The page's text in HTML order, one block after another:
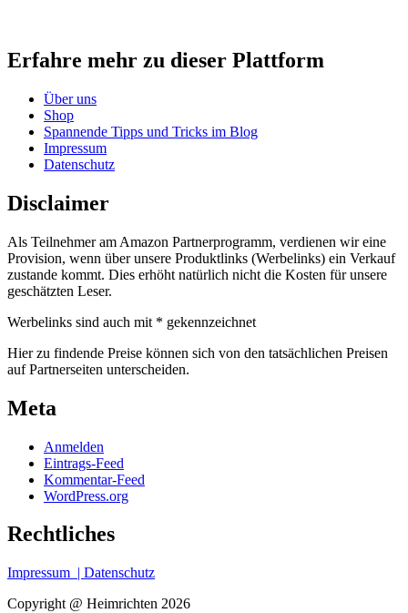
Erfahre mehr zu dieser Plattform
Über uns
Shop
Spannende Tipps und Tricks im Blog
Impressum
Datenschutz
Disclaimer
Als Teilnehmer am Amazon Partnerprogramm, verdienen wir eine
Provision, wenn über unsere Produktlinks (Werbelinks) ein Verkauf
zustande kommt. Dies erhöht natürlich nicht die Kosten für unsere
geschätzten Leser.
Werbelinks sind auch mit * gekennzeichnet
Hier zu findende Preise können sich von den tatsächlichen Preisen
auf Partnerseiten unterscheiden.
Meta
Anmelden
Eintrags-Feed
Kommentar-Feed
WordPress.org
Rechtliches
Impressum | Datenschutz
Copyright @ Heimrichten 2026